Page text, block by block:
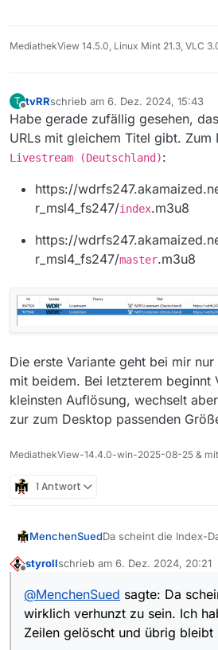
MediathekView 14.5.0, Linux Mint 21.3, VLC
T
Offline
tvRRschrieb am 6. Dez. 2024, 15:43
zuletzt editiert von
Habe gerade zufällig gesehen,
URLs mit gleichem Titel gibt. Zum
Livestream (Deutschland):
https://
r_msl4_fs247/index.m3u8
https://
r_msl4_fs247/master.m3u8
Die erste Variante geht bei mir
mit beidem. Bei letzterem beginnt
kleinsten Auflösung, wechselt
zur zum Desktop passenden
MediathekView-14.4.0-win-2025-08-25 &
1 Antwort
MenchenSuedDa scheint die Index-
übrig bleibt:
#EXTM3U
#EXT-X-
#EXT-X-
#EXT-X-
#EXT-X-
Das spielt sogar mein
und Video ab.
styrollschrieb am 6. Dez. 2024, 20:21
zuletzt editiert von
@MenchenSued sagte: Da
wirklich verhunzt zu sein. Ich
Zeilen gelöscht und übrig bleibt